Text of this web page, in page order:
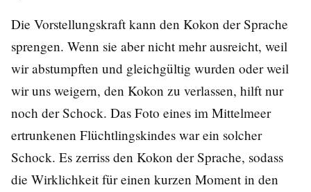
Die Vorstellungskraft kann den Kokon der Sprache
sprengen. Wenn sie aber nicht mehr ausreicht, weil
wir abstumpften und gleichgültig wurden oder weil
wir uns weigern, den Kokon zu verlassen, hilft nur
noch der Schock. Das Foto eines im Mittelmeer
ertrunkenen Flüchtlingskindes war ein solcher
Schock. Es zerriss den Kokon der Sprache, sodass
die Wirklichkeit für einen kurzen Moment in den